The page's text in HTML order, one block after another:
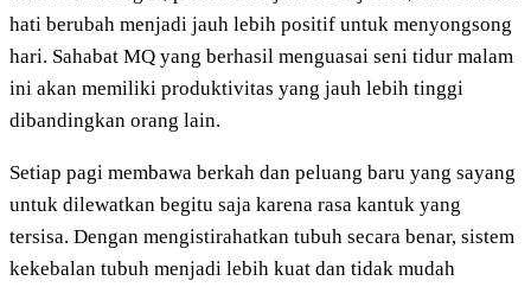
hati berubah menjadi jauh lebih positif untuk menyongsong
hari. Sahabat MQ yang berhasil menguasai seni tidur malam
ini akan memiliki produktivitas yang jauh lebih tinggi
dibandingkan orang lain.
Setiap pagi membawa berkah dan peluang baru yang sayang
untuk dilewatkan begitu saja karena rasa kantuk yang
tersisa. Dengan mengistirahatkan tubuh secara benar, sistem
kekebalan tubuh menjadi lebih kuat dan tidak mudah